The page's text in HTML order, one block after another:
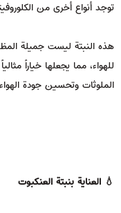
توجد أنواع أخرى من
هذه النبتة ليست جميلة
للهواء، مما يجعلها خياراً
الملوثات وتحسين جودة الهواء.
💧 العناية بنبتة العنكبوت